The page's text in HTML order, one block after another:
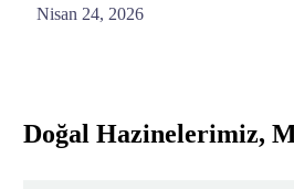
Nisan 24, 2026
Doğal Hazinelerimiz,